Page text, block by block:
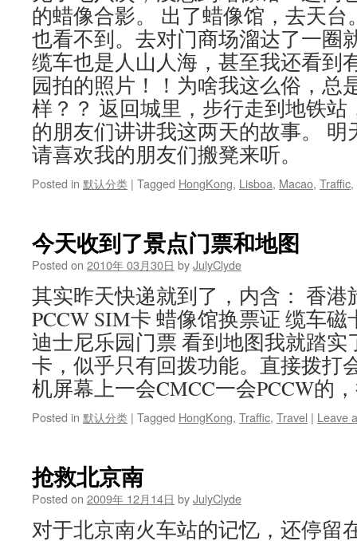
的蜡像合影。 出了蜡像馆，去天
也看不到。去对门商场溜达了一圈
缆车也是人山人海，甚至我还看到
园拍的照片！！为啥我这么俗，总
样？？ 返回城里，步行走到地铁
的朋友们讲讲我这两天的故事。
请喜欢我的朋友们搬凳来听。
Posted in 默认分类 | Tagged HongKong, Lisboa, Macao, Traffic,
今天收到了景点门票和地图
Posted on 2010年 03月30日 byJulyClyde
其实昨天快递就到了，内含： 香港
PCCW SIM卡 蜡像馆换票证 缆车
迪士尼乐园门票 看到地图我就踏实
卡，似乎只有回拨功能。直接拨打
机屏幕上一会CMCC一会PCCW的
Posted in 默认分类 | Tagged HongKong, Traffic, Travel | Leave
抢救北京南
Posted on 2009年 12月14日 byJulyClyde
对于北京南火车站的记忆，还停留